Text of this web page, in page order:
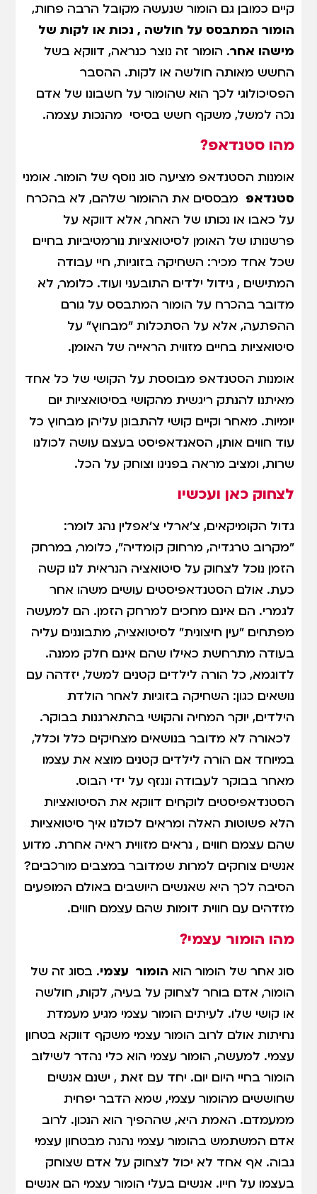
קיים כמובן גם הומור שנעשה מקובל הרבה פחות,
הומור המתבסס על חולשה , נכות או לקות של
מישהו אחר. הומור זה נוצר כנראה, דווקא בשל
החשש מאותה חולשה או לקות. ההסבר
הפסיכולוגי לכך הוא שהומור על חשבונו של אדם
נכה למשל, משקף חשש בסיסי מהנכות עצמה.
מהו סטנדאפ?
אומנות הסטנדאפ מציעה סוג נוסף של הומור. אומני
סטנדאפ מבססים את ההומור שלהם, לא בהכרח
על כאבו או נכותו של האחר, אלא דווקא על
פרשנותו של האומן לסיטואציות נורמטיביות בחיים
שכל אחד מכיר: השחיקה בזוגיות, חיי עבודה
המתישים , גידול ילדים התובעני ועוד. כלומר, לא
מדובר בהכרח על הומור המתבסס על גורם
ההפתעה, אלא על הסתכלות "מבחוץ" על
סיטואציות בחיים מזווית הראייה של האומן.
אומנות הסטנדאפ מבוססת על הקושי של כל אחד
מאיתנו להנתק ריגשית מהקושי בסיטואציות יום
יומיות. מאחר וקיים קושי להתבונן עליהן מבחוץ כל
עוד חווים אותן, הסאנדאפיסט בעצם עושה לכולנו
שרות, ומציב מראה בפנינו וצוחק על הכל.
לצחוק כאן ועכשיו
גדול הקומיקאים, צ'ארלי צ'אפלין נהג לומר:
"מקרוב טרגדיה, מרחוק קומדיה", כלומר, במרחק
הזמן נוכל לצחוק על סיטואציה הנראית לנו קשה
כעת. אולם הסטנדאפיסטים עושים משהו אחר
לגמרי. הם אינם מחכים למרחק הזמן. הם למעשה
מפתחים "עין חיצונית" לסיטואציה, מתבוננים עליה
בעודה מתרחשת כאילו שהם אינם חלק ממנה.
לדוגמא, כל הורה לילדים קטנים למשל, יזדהה עם
נושאים כגון: השחיקה בזוגיות לאחר הולדת
הילדים, יוקר המחיה והקושי בהתארגנות בבוקר.
לכאורה לא מדובר בנושאים מצחיקים כלל וכלל,
במיוחד אם הורה לילדים קטנים מוצא את עצמו
מאחר בבוקר לעבודה וננזף על ידי הבוס.
הסטנדאפיסטים לוקחים דווקא את הסיטואציות
הלא פשוטות האלה ומראים לכולנו איך סיטואציות
שהם עצמם חווים , נראים מזווית ראיה אחרת. מדוע
אנשים צוחקים למרות שמדובר במצבים מורכבים?
הסיבה לכך היא שאנשים היושבים באולם המופעים
מזדהים עם חווית דומות שהם עצמם חווים.
מהו הומור עצמי?
סוג אחר של הומור הוא הומור עצמי. בסוג זה של
הומור, אדם בוחר לצחוק על בעיה, לקות, חולשה
או קושי שלו. לעיתים הומור עצמי מגיע מעמדת
נחיתות אולם לרוב הומור עצמי משקף דווקא בטחון
עצמי. למעשה, הומור עצמי הוא כלי נהדר לשילוב
הומור בחיי היום יום. יחד עם זאת , ישנם אנשים
שחוששים מהומור עצמי, שמא הדבר יפחית
ממעמדם. האמת היא, שההפיך הוא הנכון. לרוב
אדם המשתמש בהומור עצמי נהנה מבטחון עצמי
גבוה. אף אחד לא יכול לצחוק על אדם שצוחק
בעצמו על חייו. אנשים בעלי הומור עצמי הם אנשים